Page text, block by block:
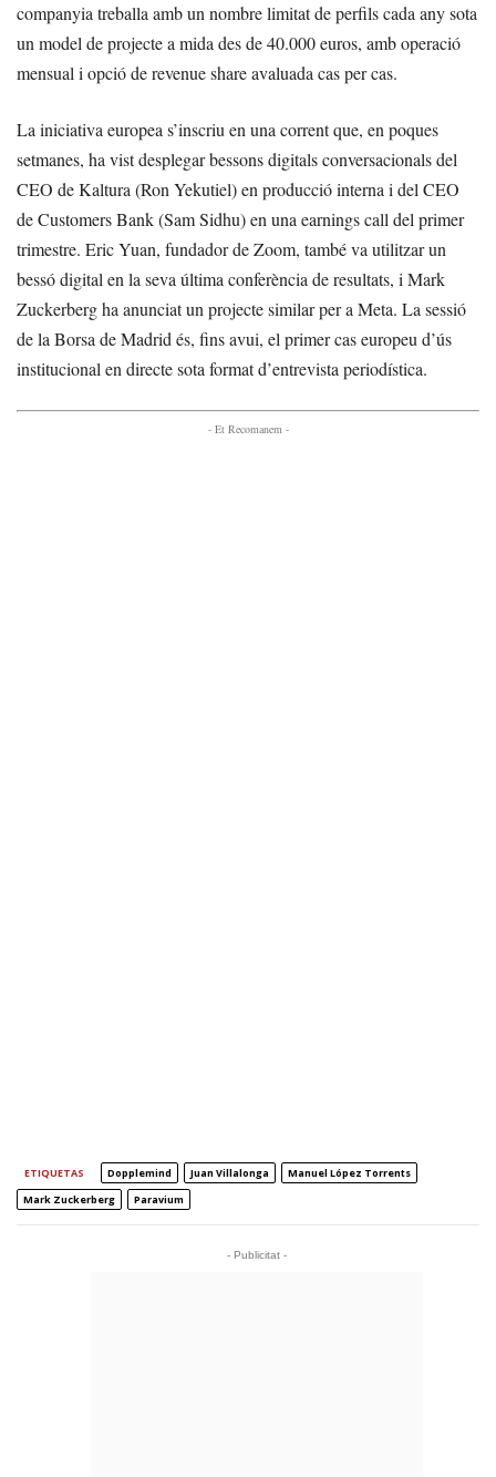
companyia treballa amb un nombre limitat de perfils cada any sota
un model de projecte a mida des de 40.000 euros, amb operació
mensual i opció de revenue share avaluada cas per cas.
La iniciativa europea s’inscriu en una corrent que, en poques
setmanes, ha vist desplegar bessons digitals conversacionals del
CEO de Kaltura (Ron Yekutiel) en producció interna i del CEO
de Customers Bank (Sam Sidhu) en una earnings call del primer
trimestre. Eric Yuan, fundador de Zoom, també va utilitzar un
bessó digital en la seva última conferència de resultats, i Mark
Zuckerberg ha anunciat un projecte similar per a Meta. La sessió
de la Borsa de Madrid és, fins avui, el primer cas europeu d’ús
institucional en directe sota format d’entrevista periodística.
- Et Recomanem -
ETIQUETAS Dopplemind Juan Villalonga
Manuel López Torrents
Mark Zuckerberg
Paravium
- Publicitat -